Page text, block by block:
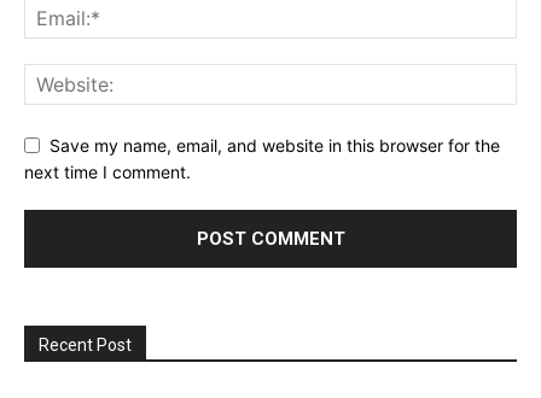
Save my name, email, and website in this browser for the
next time I comment.
Recent Post